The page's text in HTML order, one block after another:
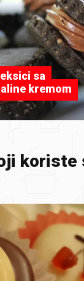
sa
kremom
koriste